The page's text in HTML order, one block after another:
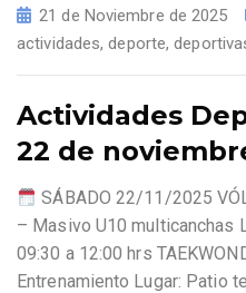
21 de Noviembre de 2025
actividades,deporte,
Actividades
22 de
SÁBADO 22/11/2025
– Masivo U10 multicanchas
09:30 a 12:00 hrs
Entrenamiento Lugar: Patio